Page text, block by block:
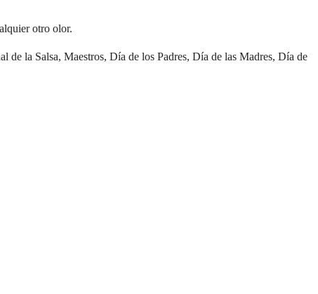
otro olor.
de la Salsa, Maestros, Día de los Padres, Día de las Madres, Día de